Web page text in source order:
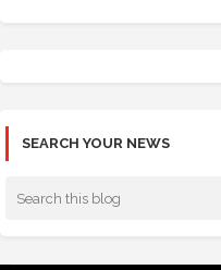
SEARCH YOUR NEWS